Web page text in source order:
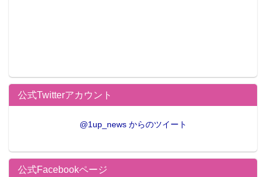
公式Twitterアカウント
@1up_news からのツイート
公式Facebookページ